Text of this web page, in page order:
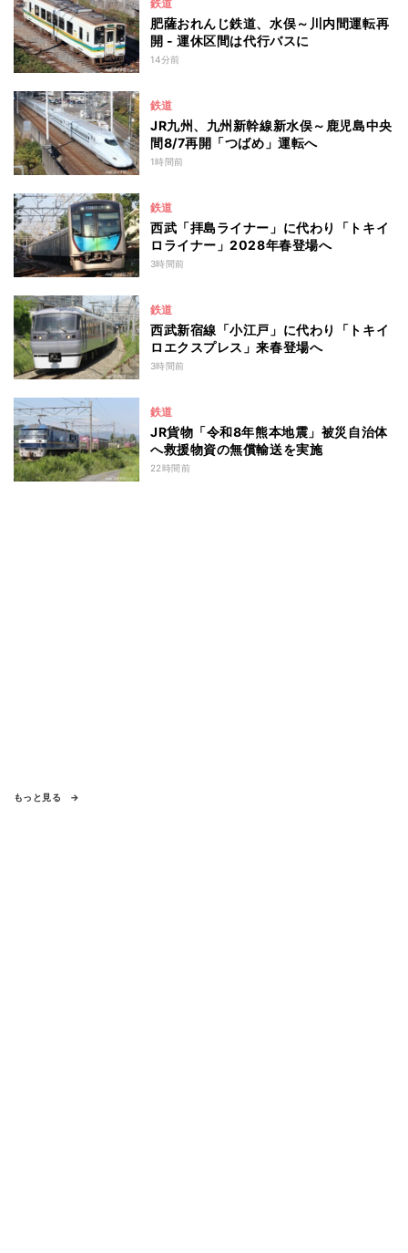
鉄道
肥薩おれんじ鉄道、水俣～川内間運転再
開 - 運休区間は代行バスに
14分前
鉄道
JR九州、九州新幹線新水俣～鹿児島中央
間8/7再開「つばめ」運転へ
1時間前
鉄道
西武「拝島ライナー」に代わり「トキイ
ロライナー」2028年春登場へ
3時間前
鉄道
西武新宿線「小江戸」に代わり「トキイ
ロエクスプレス」来春登場へ
3時間前
鉄道
JR貨物「令和8年熊本地震」被災自治体
へ救援物資の無償輸送を実施
22時間前
もっと見る